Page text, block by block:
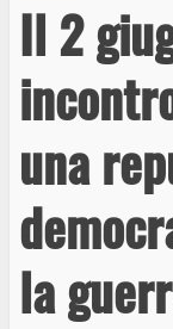
Il 2
una
la